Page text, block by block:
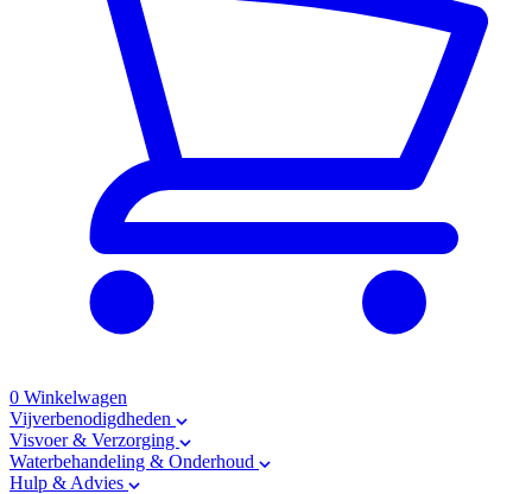
0 Winkelwagen
Vijverbenodigdheden
Visvoer & Verzorging
Waterbehandeling & Onderhoud
Hulp & Advies